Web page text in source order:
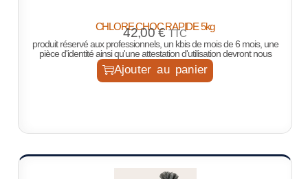
CHLORE CHOC RAPIDE 5kg
42,00€ TTC
produit réservé aux professionnels, un kbis de mois de 6 mois, une
pièce d'identité ainsi qu'une attestation d'utilisation devront nous
Ajouter au panier